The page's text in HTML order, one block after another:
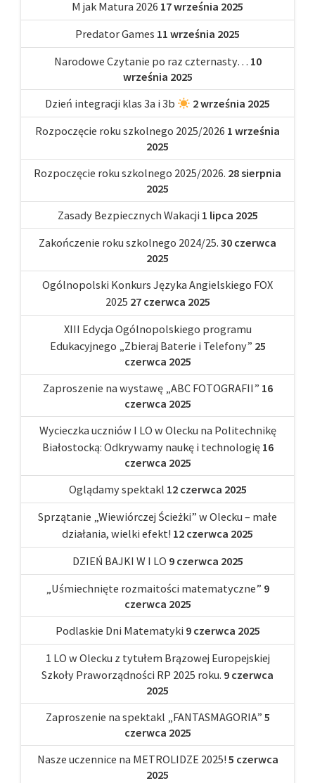
M jak Matura 2026 17 września 2025
Predator Games 11 września 2025
Narodowe Czytanie po raz czternasty… 10
września 2025
Dzień integracji klas 3a i 3b
2 września 2025
Rozpoczęcie roku szkolnego 2025/2026 1 września
2025
Rozpoczęcie roku szkolnego 2025/2026. 28 sierpnia
2025
Zasady Bezpiecznych Wakacji 1 lipca 2025
Zakończenie roku szkolnego 2024/25. 30 czerwca
2025
Ogólnopolski Konkurs Języka Angielskiego FOX
2025 27 czerwca 2025
XIII Edycja Ogólnopolskiego programu
Edukacyjnego „Zbieraj Baterie i Telefony” 25
czerwca 2025
Zaproszenie na wystawę „ABC FOTOGRAFII” 16
czerwca 2025
Wycieczka uczniów I LO w Olecku na Politechnikę
Białostocką: Odkrywamy naukę i technologię 16
czerwca 2025
Oglądamy spektakl 12 czerwca 2025
Sprzątanie „Wiewiórczej Ścieżki” w Olecku – małe
działania, wielki efekt! 12 czerwca 2025
DZIEŃ BAJKI W I LO 9 czerwca 2025
„Uśmiechnięte rozmaitości matematyczne” 9
czerwca 2025
Podlaskie Dni Matematyki 9 czerwca 2025
1 LO w Olecku z tytułem Brązowej Europejskiej
Szkoły Praworządności RP 2025 roku. 9 czerwca
2025
Zaproszenie na spektakl „FANTASMAGORIA” 5
czerwca 2025
Nasze uczennice na METROLIDZE 2025! 5 czerwca
2025